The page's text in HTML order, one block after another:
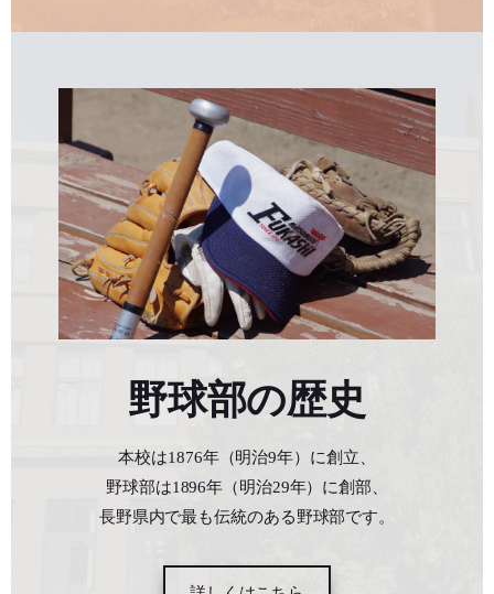
野球部の歴史
本校は1876年（明治9年）に創立、
野球部は1896年（明治29年）に創部、
長野県内で最も伝統のある野球部です。